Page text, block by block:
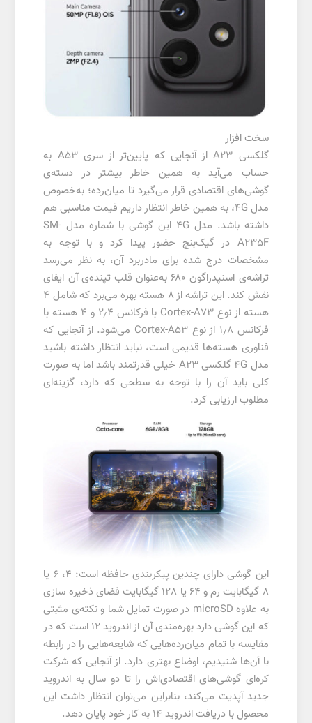
سخت افزار
گلکسی A23 از آنجایی که پایین‌تر از سری A53 به
حساب می‌آید به همین خاطر بیشتر در دسته‌ی
گوشی‌های اقتصادی قرار می‌گیرد تا میان‌رده؛ به‌خصوص
مدل ۴G، به همین خاطر انتظار داریم قیمت مناسبی هم
داشته باشد. مدل ۴G این گوشی با شماره مدل SM-
A235F در گیک‌بنچ حضور پیدا کرد و با توجه به
مشخصات درج شده برای مادربرد آن، به نظر می‌رسد
تراشه‌ی اسنپدراگون ۶۸۰ به‌عنوان قلب تپنده‌ی آن ایفای
نقش کند. این تراشه از ۸ هسته بهره می‌برد که شامل ۴
هسته از نوع Cortex-A73 با فرکانس ۲٫۴ و ۴ هسته با
فرکانس ۱٫۸ از نوع Cortex-A53 می‌شود. از آنجایی که
فناوری هسته‌ها قدیمی است، نباید انتظار داشته باشید
مدل ۴G گلکسی A23 خیلی قدرتمند باشد اما به صورت
کلی باید آن را با توجه به سطحی که دارد، گزینه‌ای
مطلوب ارزیابی کرد.
این گوشی دارای چندین پیکربندی حافظه است: 4، 6 یا
8 گیگابایت رم و 64 یا 128 گیگابایت فضای ذخیره سازی
به علاوه microSD در صورت تمایل شما و نکته‌ی مثبتی
که این گوشی دارد بهره‌مندی آن از اندروید ۱۲ است که در
مقایسه با تمام میان‌رده‌هایی که شایعه‌هایی را در رابطه
با آن‌ها شنیدیم، اوضاع بهتری دارد. از آنجایی که شرکت
کره‌ای گوشی‌های اقتصادی‌اش را تا دو سال به اندروید
جدید آپدیت می‌کند، بنابراین می‌توان انتظار داشت این
محصول با دریافت اندروید ۱۴ به کار خود پایان دهد.